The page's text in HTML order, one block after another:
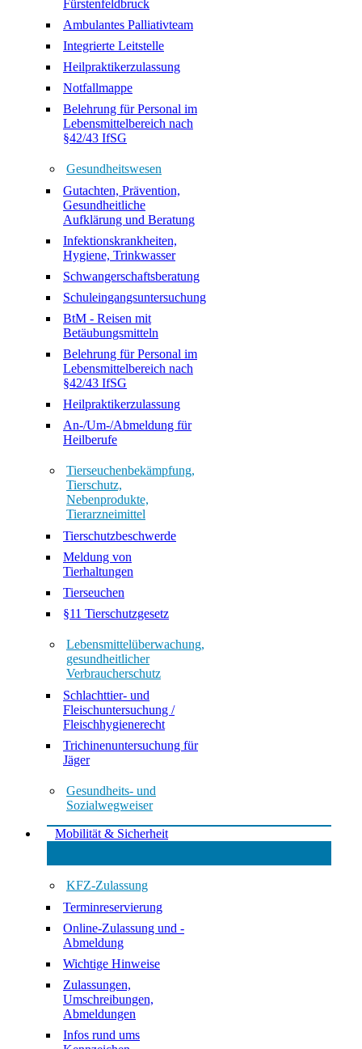
Fürstenfeldbruck
Ambulantes Palliativteam
Integrierte Leitstelle
Heilpraktikerzulassung
Notfallmappe
Belehrung für Personal im
Lebensmittelbereich nach
§42/43 IfSG
Gesundheitswesen
Gutachten, Prävention,
Gesundheitliche
Aufklärung und Beratung
Infektionskrankheiten,
Hygiene, Trinkwasser
Schwangerschaftsberatung
Schuleingangsuntersuchung
BtM - Reisen mit
Betäubungsmitteln
Belehrung für Personal im
Lebensmittelbereich nach
§42/43 IfSG
Heilpraktikerzulassung
An-/Um-/Abmeldung für
Heilberufe
Tierseuchenbekämpfung,
Tierschutz,
Nebenprodukte,
Tierarzneimittel
Tierschutzbeschwerde
Meldung von
Tierhaltungen
Tierseuchen
§11 Tierschutzgesetz
Lebensmittelüberwachung,
gesundheitlicher
Verbraucherschutz
Schlachttier- und
Fleischuntersuchung /
Fleischhygienerecht
Trichinenuntersuchung für
Jäger
Gesundheits- und
Sozialwegweiser
Mobilität & Sicherheit
KFZ-Zulassung
Terminreservierung
Online-Zulassung und -
Abmeldung
Wichtige Hinweise
Zulassungen,
Umschreibungen,
Abmeldungen
Infos rund ums